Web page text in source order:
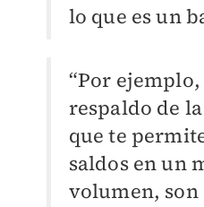
lo que es un
“Por
respaldo de
que te
saldos en un
volumen, son